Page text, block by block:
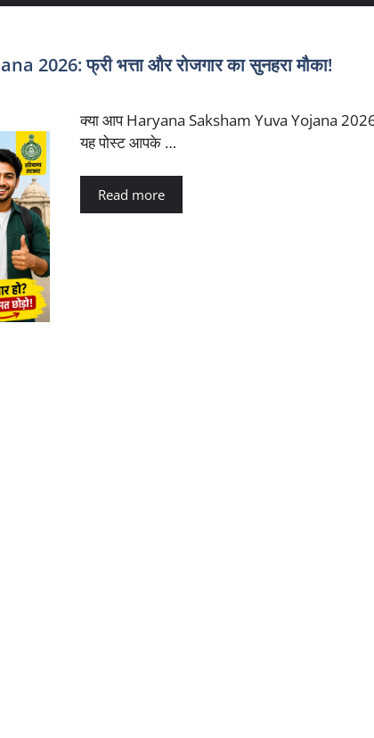
फ्री भत्ता और रोजगार का सुनहरा मौका!
क्या आप Haryana Saksham Yuva Yojana 2026 के
यह पोस्ट आपके …
Read more